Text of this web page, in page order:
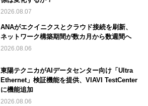
2026.08.07
ANAがエクイニクスとクラウド接続を刷新、
ネットワーク構築期間が数カ月から数週間へ
2026.08.06
東陽テクニカがAIデータセンター向け「Ultra
Ethernet」検証機能を提供、VIAVI TestCenter
に機能追加
2026.08.06